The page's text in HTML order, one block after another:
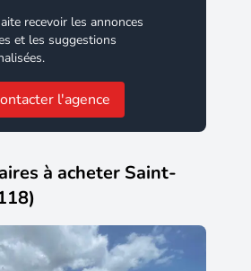
recevoir les annonces
et les suggestions
l'agence
à acheter Saint-